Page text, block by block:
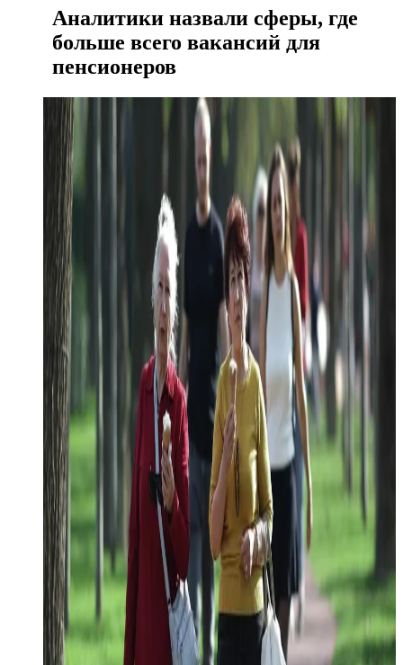
Аналитики назвали сферы, где
больше всего вакансий для
пенсионеров